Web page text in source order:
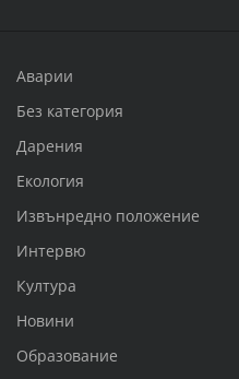
Аварии
Без категория
Дарения
Екология
Извънредно положение
Интервю
Култура
Новини
Образование